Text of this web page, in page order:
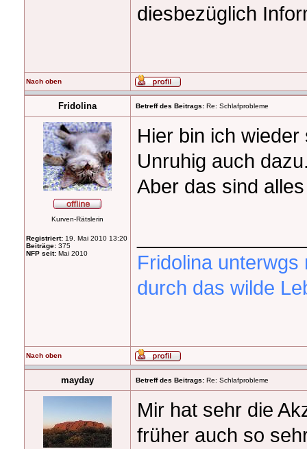
diesbezüglich
Nach oben
Fridolina Betreff des Beitrags: Re: Schlafprobleme
Kurven-Rätslerin
Registriert: 19. Mai 2010 13:20
Beiträge: 375
NFP seit: Mai 2010
Hier bin ich
Unruhig auch
Aber das sind
Fridolina
durch das wilde
Nach oben
mayday Betreff des Beitrags: Re: Schlafprobleme
Mir hat sehr die
früher auch so